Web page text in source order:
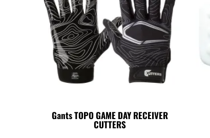
Gants TOPO GAME DAY RECEIVER
CUTTERS